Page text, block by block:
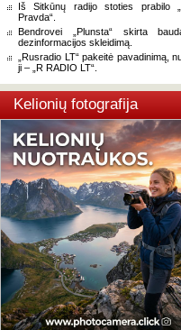
Iš Sitkūnų radijo stoties prabilo
Pravda“.
Bendrovei „Plunsta“ skirta
dezinformacijos skleidimą.
„Rusradio LT“ pakeitė pavadinimą,
ji – „R RADIO LT“.
Kelionių fotografija